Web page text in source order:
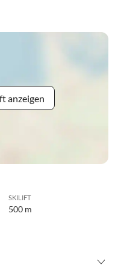
anzeigen
SKILIFT
500 m